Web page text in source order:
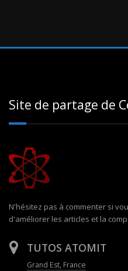
Site de partage de
N'hésitez pas à commenter si
d'améliorer les articles et la
TUTOS ATOMIT
Grand Est, France